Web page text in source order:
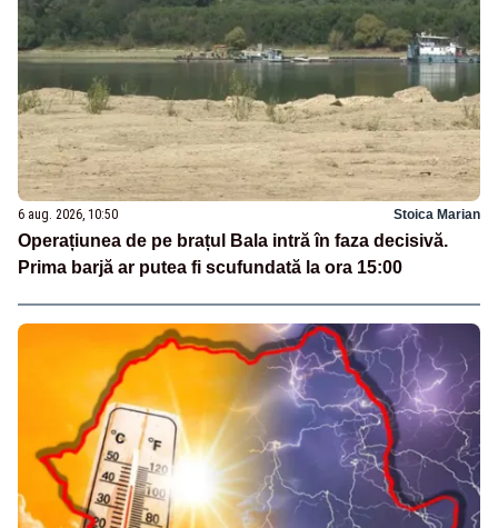
6 aug. 2026, 10:50 Stoica Marian
Operațiunea de pe brațul Bala intră în faza decisivă.
Prima barjă ar putea fi scufundată la ora 15:00